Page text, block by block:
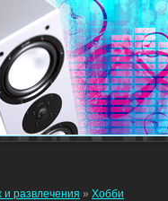
развлечения » Хобби